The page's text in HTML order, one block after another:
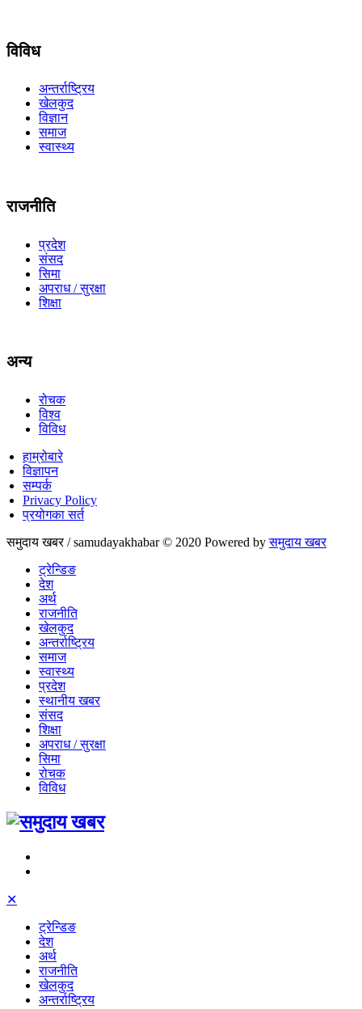
विविध
अन्तर्राष्ट्रिय
खेलकुद
विज्ञान
समाज
स्वास्थ्य
राजनीति
प्रदेश
संसद
सिमा
अपराध / सुरक्षा
शिक्षा
अन्य
रोचक
विश्व
विविध
हाम्रोबारे
विज्ञापन
सम्पर्क
Privacy Policy
प्रयोगका सर्त
समुदाय खबर / samudayakhabar © 2020 Powered byसमुदाय खबर
ट्रेन्डिङ
देश
अर्थ
राजनीति
खेलकुद
अन्तर्राष्ट्रिय
समाज
स्वास्थ्य
प्रदेश
स्थानीय खबर
संसद
शिक्षा
अपराध / सुरक्षा
सिमा
रोचक
विविध
✕
ट्रेन्डिङ
देश
अर्थ
राजनीति
खेलकुद
अन्तर्राष्ट्रिय